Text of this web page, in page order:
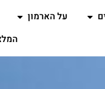
על הארמון